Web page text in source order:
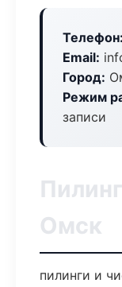
Телефон:
Email:
Город:
Режим
записи
Омск
пилинги и